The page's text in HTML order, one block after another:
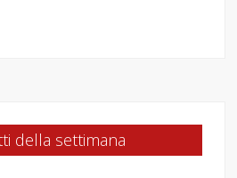
della settimana